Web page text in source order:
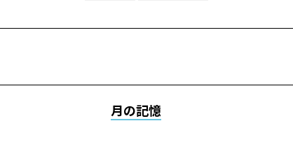
月の記憶